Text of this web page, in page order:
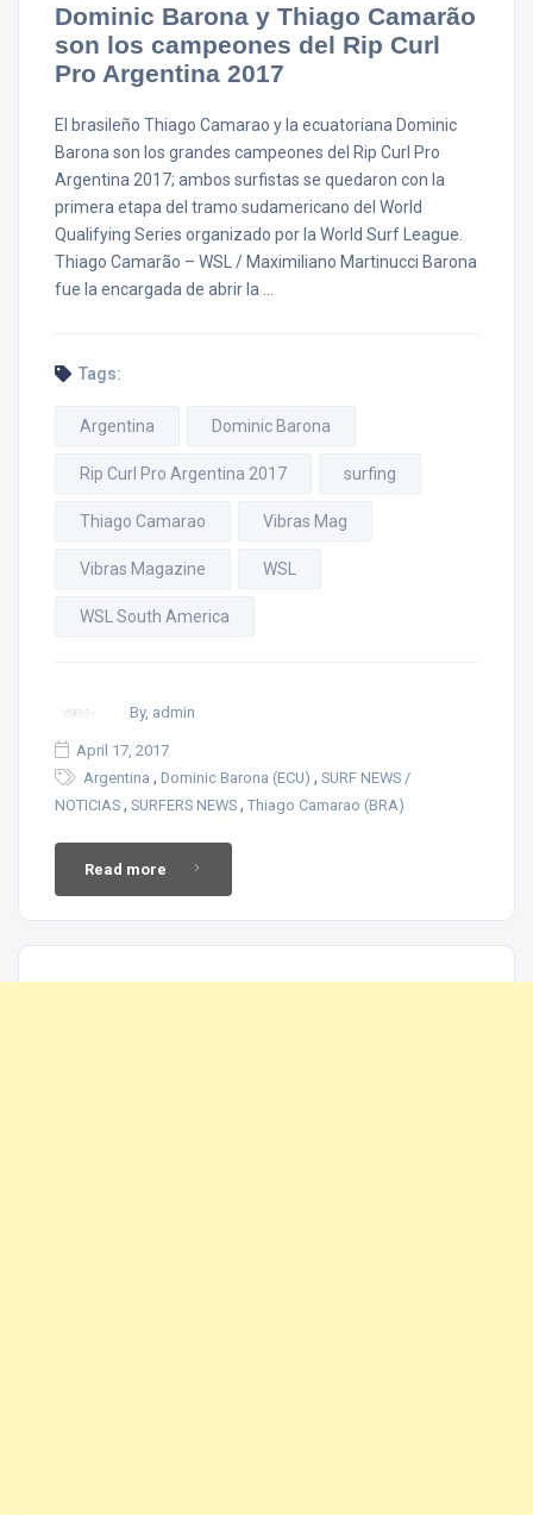
Dominic Barona y Thiago Camarão
son los campeones del Rip Curl
Pro Argentina 2017
El brasileño Thiago Camarao y la ecuatoriana Dominic
Barona son los grandes campeones del Rip Curl Pro
Argentina 2017; ambos surfistas se quedaron con la
primera etapa del tramo sudamericano del World
Qualifying Series organizado por la World Surf League.
Thiago Camarão – WSL / Maximiliano Martinucci Barona
fue la encargada de abrir la …
Tags:
Argentina Dominic Barona
Rip Curl Pro Argentina 2017 surfing
Thiago Camarao Vibras Mag
Vibras Magazine WSL
WSL South America
By, admin
April 17, 2017
Argentina , Dominic Barona (ECU) , SURF NEWS /
NOTICIAS , SURFERS NEWS , Thiago Camarao (BRA)
Read more